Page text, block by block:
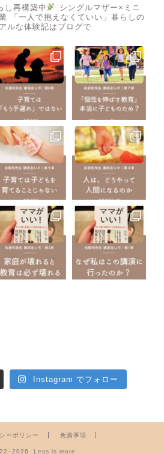
し再構築中
シングルマザー×ミニ
「一人で抱えなくていい」暮らしの
ルな体験記はブログで
Instagram でフォロー
ーポリシー 免責事項
Less is more